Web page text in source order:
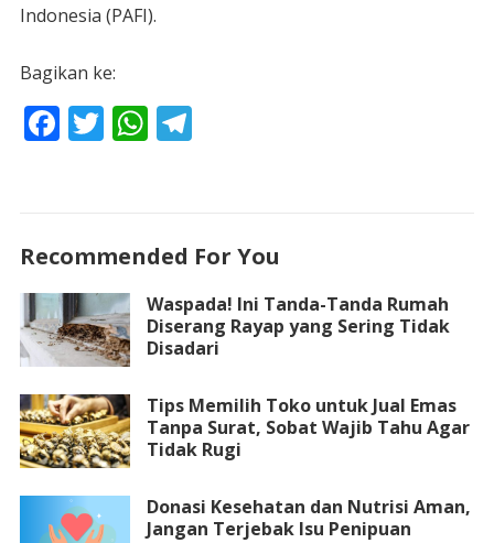
Indonesia (PAFI).
Bagikan ke:
F
o
o
k
T W
A
p
p
T
a
m
Recommended For You
Waspada! Ini Tanda-Tanda Rumah
Diserang Rayap yang Sering Tidak
Disadari
Tips Memilih Toko untuk Jual Emas
Tanpa Surat, Sobat Wajib Tahu Agar
Tidak Rugi
Donasi Kesehatan dan Nutrisi Aman,
Jangan Terjebak Isu Penipuan